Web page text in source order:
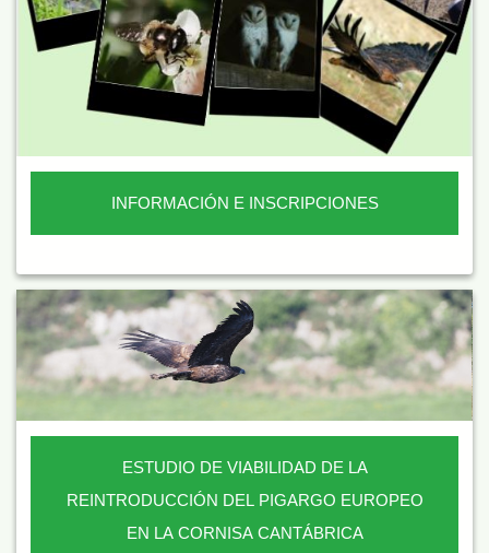
INFORMACIÓN E INSCRIPCIONES
ESTUDIO DE VIABILIDAD DE LA
REINTRODUCCIÓN DEL PIGARGO EUROPEO
EN LA CORNISA CANTÁBRICA